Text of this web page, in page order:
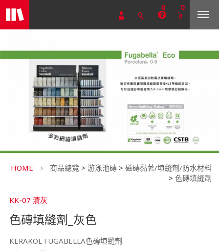
0 0
HOME 商品總覽 > 游泳池磚 > 磁磚黏著/填縫劑/防水材料
> 色磚填縫劑
KK-07 清灰
色磚填縫劑_灰色
KERAKOL FUGABELLA色磚填縫劑